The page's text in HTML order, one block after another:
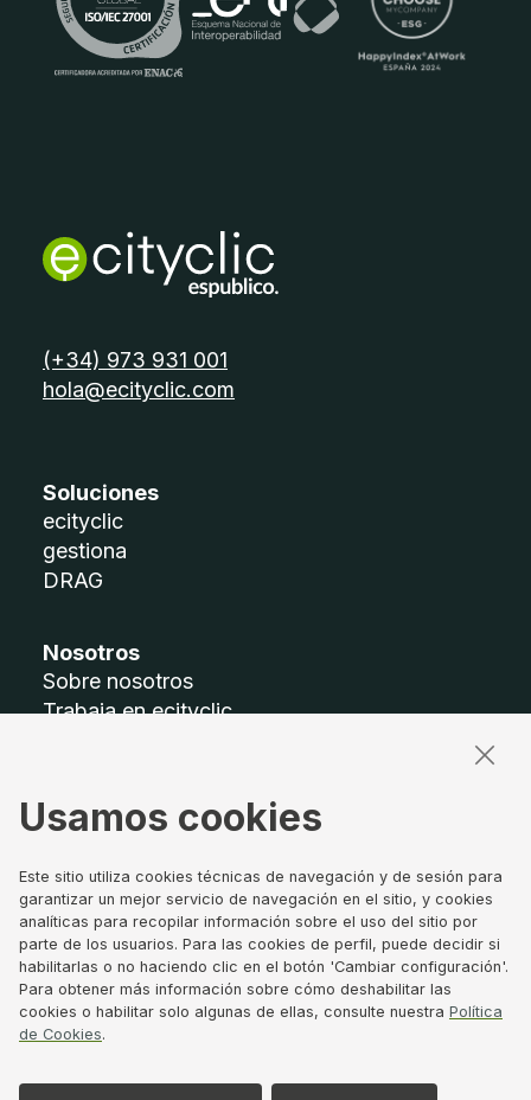
telèfon:
(+34) 973 931 001
email:
hola@ecityclic.com
Soluciones
ecityclic
gestiona
DRAG
Nosotros
Sobre nosotros
Trabaja en ecityclic
Aviso legal
Política de privacidad
Política de Cookies
Canal de denuncias
Gobierno Corporativo
Usamos cookies
Este sitio utiliza cookies técnicas de navegación y de sesión para
garantizar un mejor servicio de navegación en el sitio, y cookies
analíticas para recopilar información sobre el uso del sitio por
parte de los usuarios. Para las cookies de perfil, puede decidir si
habilitarlas o no haciendo clic en el botón 'Cambiar configuración'.
Para obtener más información sobre cómo deshabilitar las
cookies o habilitar solo algunas de ellas, consulte nuestra Política
de Cookies.